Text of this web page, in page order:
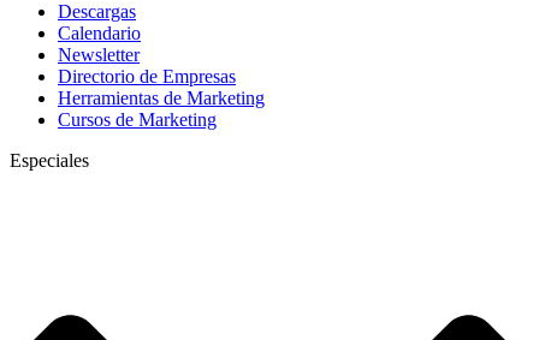
Descargas
Calendario
Newsletter
Directorio de Empresas
Herramientas de Marketing
Cursos de Marketing
Especiales